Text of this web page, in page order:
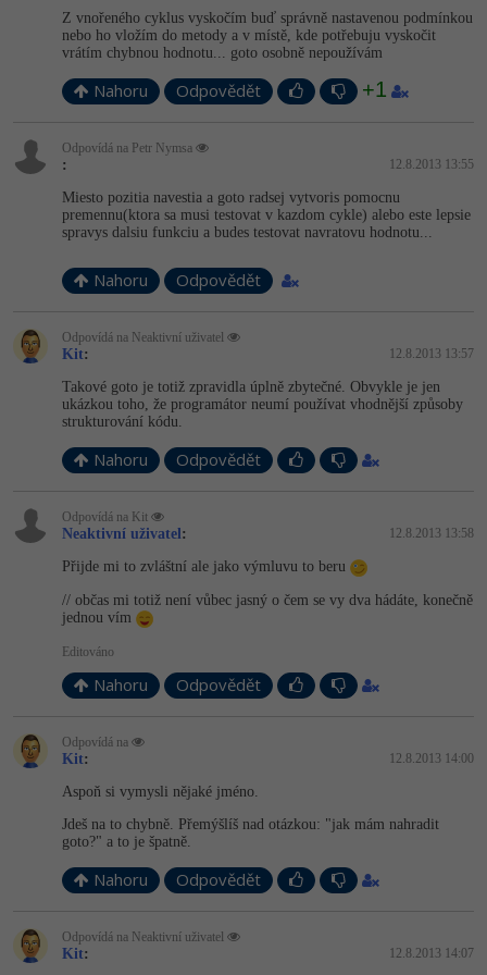
Z vnořeného cyklus vyskočím buď správně nastavenou podmínkou
nebo ho vložím do metody a v místě, kde potřebuju vyskočit
vrátím chybnou hodnotu... goto osobně nepoužívám
Nahoru Odpovědět +1
Odpovídá na Petr Nymsa
: 12.8.2013 13:55
Miesto pozitia navestia a goto radsej vytvoris pomocnu
premennu(ktora sa musi testovat v kazdom cykle) alebo este lepsie
spravys dalsiu funkciu a budes testovat navratovu hodnotu...
Nahoru Odpovědět
Odpovídá na Neaktivní uživatel
Kit: 12.8.2013 13:57
Takové goto je totiž zpravidla úplně zbytečné. Obvykle je jen
ukázkou toho, že programátor neumí používat vhodnější způsoby
strukturování kódu.
Nahoru Odpovědět
Odpovídá na Kit
Neaktivní uživatel: 12.8.2013 13:58
Přijde mi to zvláštní ale jako výmluvu to beru
// občas mi totiž není vůbec jasný o čem se vy dva hádáte, konečně
jednou vím
Editováno
Nahoru Odpovědět
Odpovídá na
Kit: 12.8.2013 14:00
Aspoň si vymysli nějaké jméno.
Jdeš na to chybně. Přemýšlíš nad otázkou: "jak mám nahradit
goto?" a to je špatně.
Nahoru Odpovědět
Odpovídá na Neaktivní uživatel
Kit: 12.8.2013 14:07